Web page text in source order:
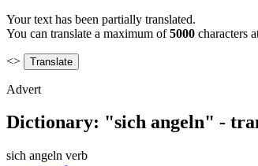
Your text has been partially translated.
You can translate a maximum of5000 characters
<>
Advert
Dictionary: "sich angeln" -
sich angeln verb